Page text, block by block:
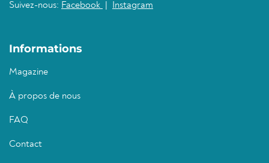
Suivez-nous: Facebook Instagram
Informations
Magazine
À propos de nous
FAQ
Contact